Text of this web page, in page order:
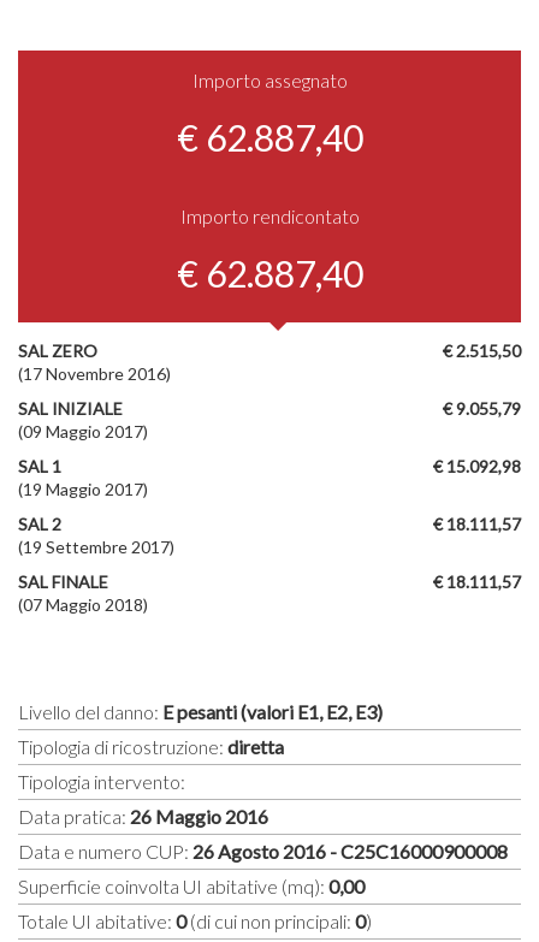
Importo assegnato
€ 62.887,40
Importo rendicontato
€ 62.887,40
€ 2.515,50
SAL ZERO
(17 Novembre 2016)
€ 9.055,79
SAL INIZIALE
(09 Maggio 2017)
€ 15.092,98
SAL 1
(19 Maggio 2017)
€ 18.111,57
SAL 2
(19 Settembre 2017)
€ 18.111,57
SAL FINALE
(07 Maggio 2018)
Livello del danno: E pesanti (valori E1, E2, E3)
Tipologia di ricostruzione: diretta
Tipologia intervento:
Data pratica: 26 Maggio 2016
Data e numero CUP: 26 Agosto 2016 - C25C16000900008
Superficie coinvolta UI abitative (mq): 0,00
Totale UI abitative: 0(di cui non principali: 0)